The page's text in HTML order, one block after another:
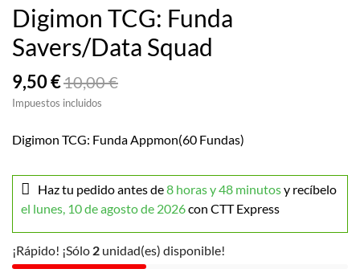
Digimon TCG: Funda
Savers/Data Squad
9,50 €10,00 €
Impuestos incluidos
Digimon TCG: Funda Appmon(60 Fundas)
Haz tu pedido antes de8 horas y 48 minutosy recíbelo
el lunes, 10 de agosto de 2026con CTT Express
¡Rápido! ¡Sólo 2 unidad(es) disponible!